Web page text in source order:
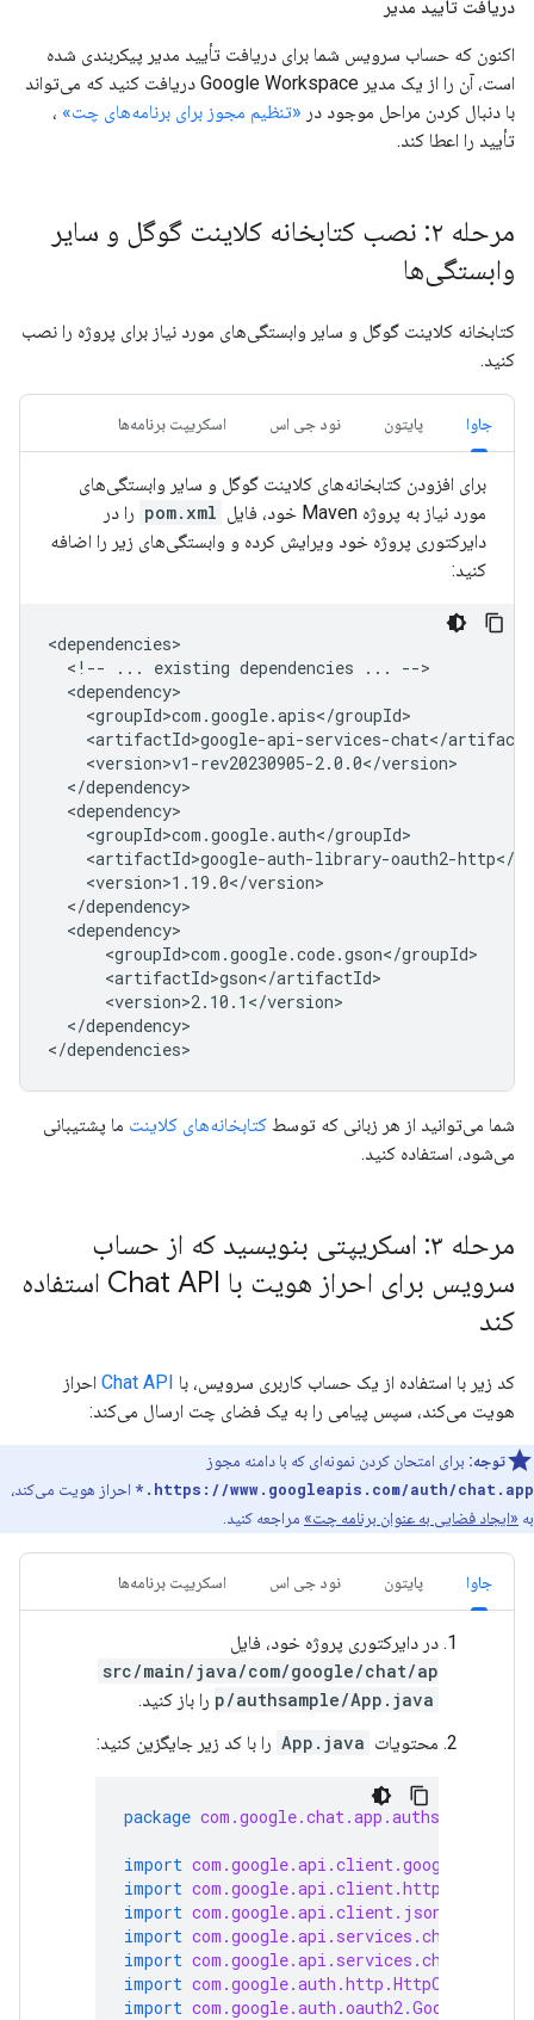
دریافت تایید مدیر
اکنون که حساب سرویس شما برای دریافت تأیید مدیر پیکربندی شده
است، آن را از یک مدیر Google Workspace دریافت کنید که می‌تواند
با دنبال کردن مراحل موجود در «تنظیم مجوز برای برنامه‌های چت» ،
تأیید را اعطا کند.
مرحله ۲: نصب کتابخانه کلاینت گوگل و سایر
وابستگی‌ها
کتابخانه کلاینت گوگل و سایر وابستگی‌های مورد نیاز برای پروژه را نصب
کنید.
جاوا پایتون نود جی اس اسکریپت برنامه‌ها
برای افزودن کتابخانه‌های کلاینت گوگل و سایر وابستگی‌های
مورد نیاز به پروژه Maven خود، فایل
pom.xml را در
دایرکتوری پروژه خود ویرایش کرده و وابستگی‌های زیر را اضافه
کنید:
<!--
... existing dependencies ...
</dependency>
شما می‌توانید از هر زبانی که توسط کتابخانه‌های کلاینت ما پشتیبانی
می‌شود، استفاده کنید.
مرحله ۳: اسکریپتی بنویسید که از حساب
سرویس برای احراز هویت با Chat API استفاده
کند
کد زیر با استفاده از یک حساب کاربری سرویس، با Chat API احراز
هویت می‌کند، سپس پیامی را به یک فضای چت ارسال می‌کند:
توجه: برای امتحان کردن نمونه‌ای که با دامنه مجوز
https://www.googleapis.com/auth/chat.app.*
احراز هویت می‌کند،
به «ایجاد فضایی به عنوان برنامه چت» مراجعه کنید.
جاوا پایتون نود جی اس اسکریپت برنامه‌ها
در دایرکتوری پروژه خود، فایل
src/main/java/com/google/chat/ap
p/authsample/App.java را باز کنید.
محتویات App.java را با کد زیر جایگزین کنید:
package com.google.chat.app.authsample
import
import
import
import
import
import
import